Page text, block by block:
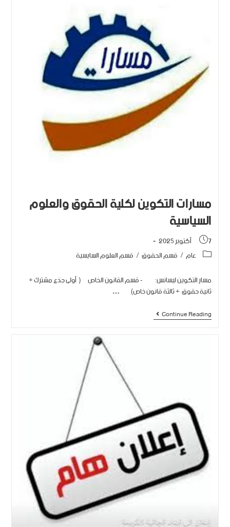
مسارات التكوين لكلية الحقوق والعلوم
السياسية
7 أكتوبر 2025
عام/ قسم الحقوق/ قسم العلوم السايسية
مسار التكوين ليسانس: - قسم القانون الخاص ( أولى جذع مشترك +
ثانية حقوق + ثالثة قانون خاص) …
Continue Reading